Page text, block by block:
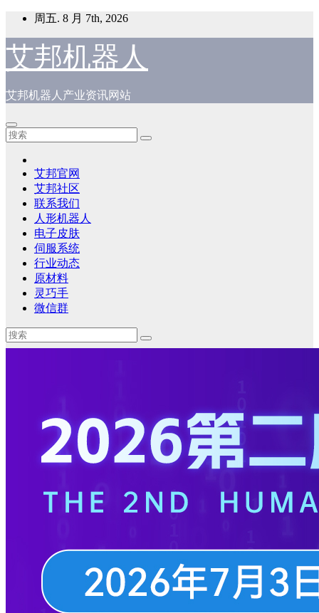
内
容
周五. 8 月 7th, 2026
艾邦机器人
艾邦机器人产业资讯网站
艾邦官网
艾邦社区
联系我们
人形机器人
电子皮肤
伺服系统
行业动态
原材料
灵巧手
微信群